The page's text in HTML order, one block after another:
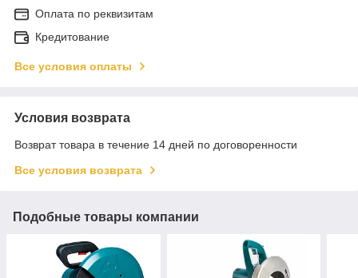
Оплата по реквизитам
Кредитование
Все условия оплаты
Условия возврата
Возврат товара в течение 14 дней по договоренности
Все условия возврата
Подобные товары компании